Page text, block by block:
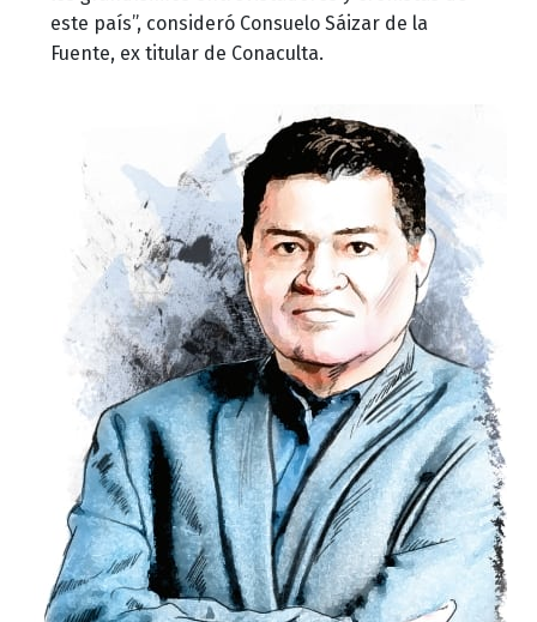
este país”, consideró Consuelo Sáizar de la
Fuente, ex titular de Conaculta.